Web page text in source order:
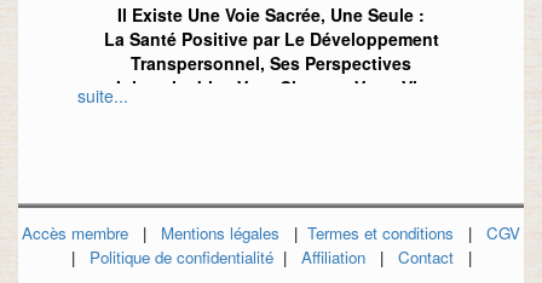
Il Existe Une Voie Sacrée, Une Seule :
La Santé Positive par Le Développement
Transpersonnel, Ses Perspectives
Inimaginables Vont Changer Votre Vie
la peur de l'’avenir, de la mort et aussi de ce monde
en plein bouleversement où nous perdons un à un
tous nos repères.
suite...
Accès membre | Mentions légales | Termes et conditions | CGV
| Politique de confidentialité| Affiliation| Contact|